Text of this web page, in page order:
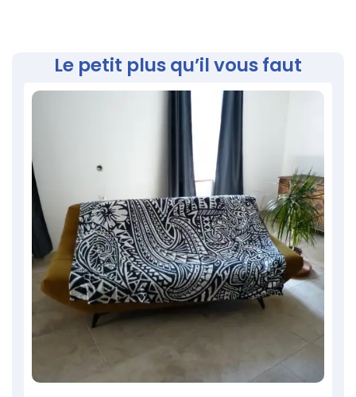
Le petit plus qu’il vous faut